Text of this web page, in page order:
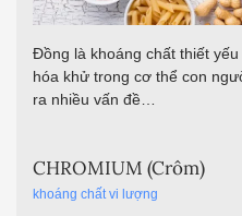
Đồng là khoáng chất thiết
hóa khử trong cơ thể con
ra nhiều vấn đề…
CHROMIUM (Crôm)
khoáng chất vi lượng